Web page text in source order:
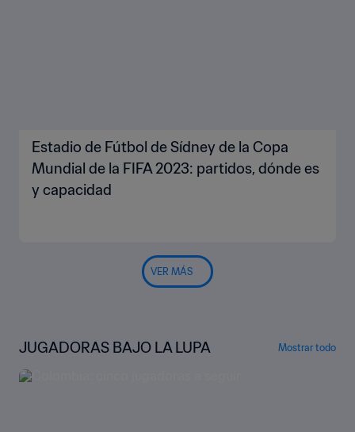
Estadio de Fútbol de Sídney de la Copa
Mundial de la FIFA 2023: partidos, dónde es
y capacidad
VER MÁS
JUGADORAS BAJO LA LUPA Mostrar todo